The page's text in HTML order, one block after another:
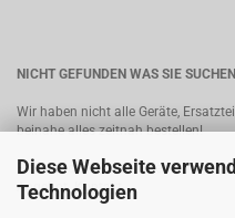
Diese Webseite
Technologien
NICHT GEFUNDEN WAS SIE
Wir haben nicht alle Geräte,
beinahe alles zeitnah bestellen!
Bitte senden Sie uns Ihre Anfrage,
Angebot.Kontakt